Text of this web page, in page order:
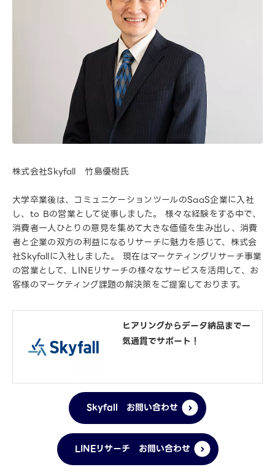
株式会社Skyfall 竹島優樹氏
大学卒業後は、コミュニケーションツールのSaaS企業に入社
し、to Bの営業として従事しました。 様々な経験をする中で、
消費者一人ひとりの意見を集めて大きな価値を生み出し、消費
者と企業の双方の利益になるリサーチに魅力を感じて、株式会
社Skyfallに入社しました。 現在はマーケティングリサーチ事業
の営業として、LINEリサーチの様々なサービスを活用して、お
客様のマーケティング課題の解決策をご提案しております。
ヒアリングからデータ納品まで一
気通貫でサポート！
Skyfall お問い合わせ
LINEリサーチ お問い合わせ